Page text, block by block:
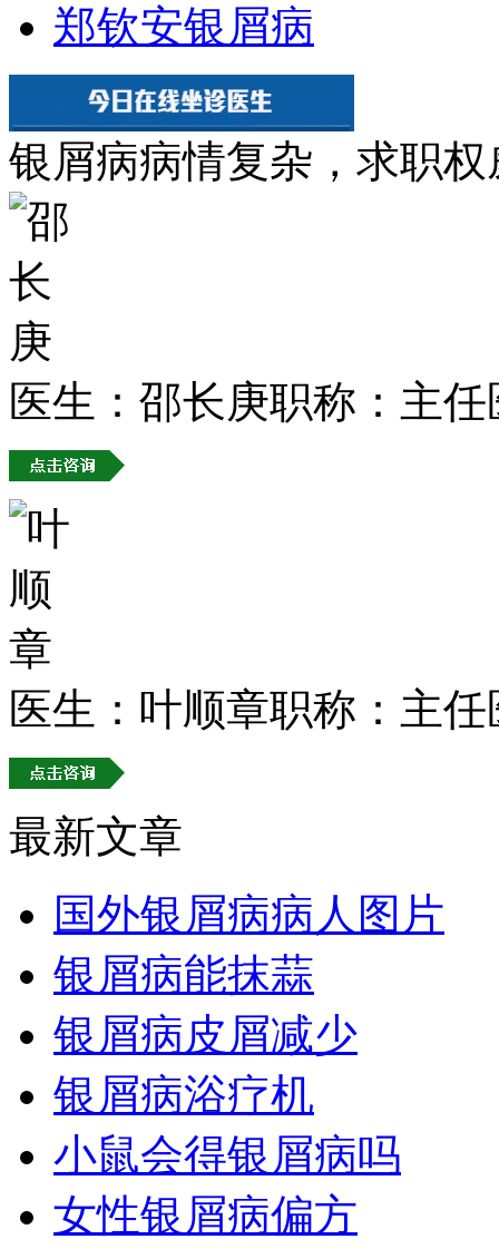
郑钦安银屑病
银屑病病情复杂，求职
医生：邵长庚职称：主任
医生：叶顺章职称：主任
最新文章
国外银屑病病人图片
银屑病能抹蒜
银屑病皮屑减少
银屑病浴疗机
小鼠会得银屑病吗
女性银屑病偏方